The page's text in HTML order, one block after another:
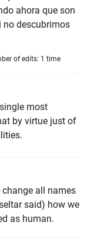
ahora que son
no descubrimos
of edits: 1 time
most
by virtue just of
all names
said) how we
as human.